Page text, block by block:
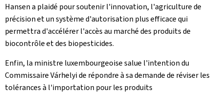
Hansen a plaidé pour soutenir l'innovation, l'agriculture de
précision et un système d'autorisation plus efficace qui
permettra d'accélérer l'accès au marché des produits de
biocontrôle et des biopesticides.
Enfin, la ministre luxembourgeoise salue l'intention du
Commissaire Várhelyi de répondre à sa demande de réviser les
tolérances à l'importation pour les produits